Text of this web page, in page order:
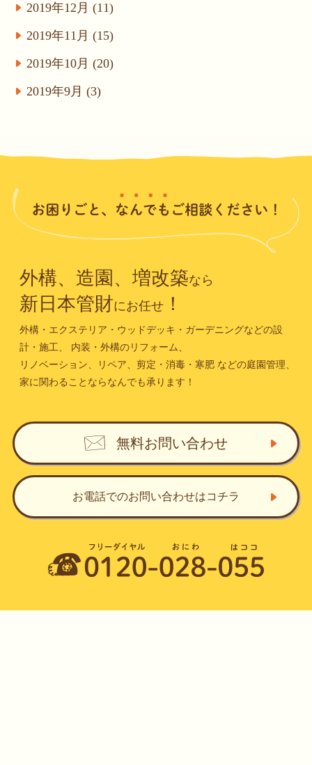
2019年12月 (11)
2019年11月 (15)
2019年10月 (20)
2019年9月 (3)
外構、造園、増改築なら
新日本管財にお任せ！
外構・エクステリア・ウッドデッキ・ガーデニングなどの設
計・施工、
内装・外構のリフォーム、
リノベーション、リペア、剪定・消毒・寒肥などの庭園管理、
家に関わることならなんでも承ります！
無料お問い合わせ
お電話でのお問い合わせはコチラ